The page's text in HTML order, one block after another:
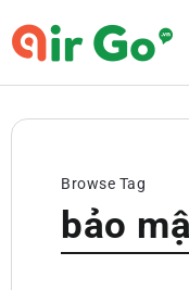
Browse Tag
bảo